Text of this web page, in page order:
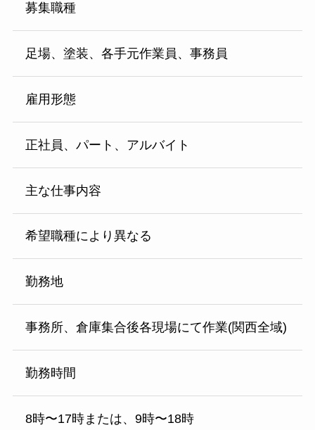
募集職種
足場、塗装、各手元作業員、事務員
雇用形態
正社員、パート、アルバイト
主な仕事内容
希望職種により異なる
勤務地
事務所、倉庫集合後各現場にて作業(関西全域)
勤務時間
8時〜17時または、9時〜18時